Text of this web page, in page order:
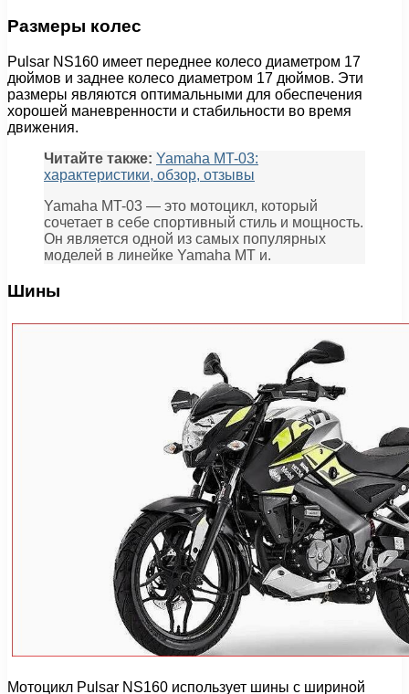
Размеры колес
Pulsar NS160 имеет переднее колесо диаметром 17
дюймов и заднее колесо диаметром 17 дюймов. Эти
размеры являются оптимальными для обеспечения
хорошей маневренности и стабильности во время
движения.
Читайте также: Yamaha MT-03:
характеристики, обзор, отзывы
Yamaha MT-03 — это мотоцикл, который
сочетает в себе спортивный стиль и мощность.
Он является одной из самых популярных
моделей в линейке Yamaha MT и.
Шины
Мотоцикл Pulsar NS160 использует шины с шириной